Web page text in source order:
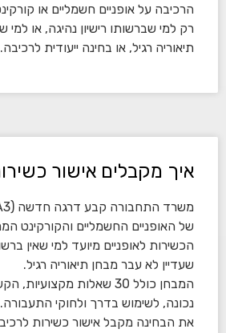
הרכיבה על אופניים חשמליים או
רק למי שברשותו רישיון נהיגה, או
תיאוריה רגיל, או בחינה ייעודית לרכיבה.
איך מקבלים אישור
של האופניים החשמליים והקורקינט
הכשירות לאופניים מיועד למי שאין
שעדיין לא עבר מבחן תיאוריה רגיל.
המבחן כולל 30 שאלות
נכונה, לשימוש בדרך ולחוקי
את הבחינה מקבל אישור כשירות